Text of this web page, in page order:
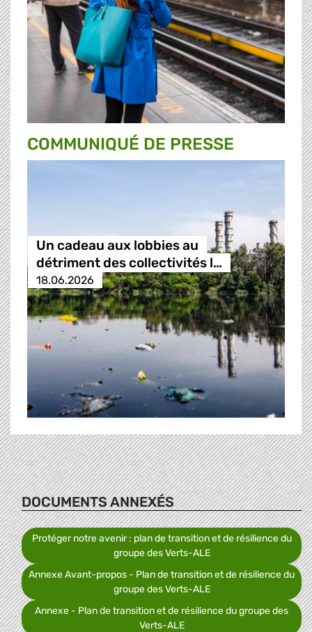
COMMUNIQUÉ DE PRESSE
Un cadeau aux lobbies au
détriment des collectivités l…
18.06.2026
DOCUMENTS ANNEXÉS
Protéger notre avenir : plan de transition et de résilience du
groupe des Verts-ALE
Annexe Avant-propos - Plan de transition et de résilience du
groupe des Verts-ALE
Annexe - Plan de transition et de résilience du groupe des
Verts-ALE